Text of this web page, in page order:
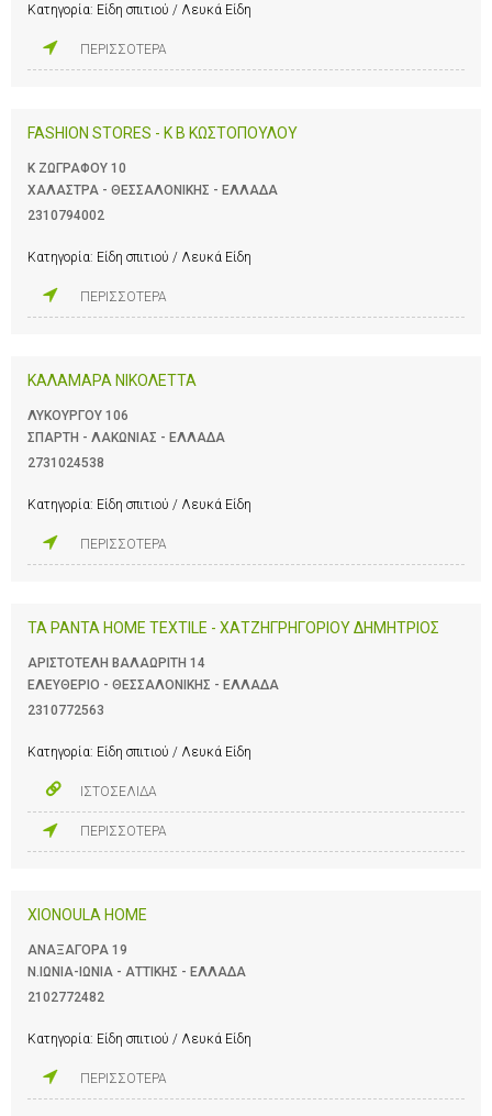
Κατηγορία: Είδη σπιτιού / Λευκά Είδη
ΠΕΡΙΣΣΟΤΕΡΑ
FASHION STORES - Κ Β ΚΩΣΤΟΠΟΥΛΟΥ
Κ ΖΩΓΡΑΦΟΥ 10
ΧΑΛΑΣΤΡΑ - ΘΕΣΣΑΛΟΝΙΚΗΣ - ΕΛΛΑΔΑ
2310794002
Κατηγορία: Είδη σπιτιού / Λευκά Είδη
ΠΕΡΙΣΣΟΤΕΡΑ
ΚΑΛΑΜΑΡΑ ΝΙΚΟΛΕΤΤΑ
ΛΥΚΟΥΡΓΟΥ 106
ΣΠΑΡΤΗ - ΛΑΚΩΝΙΑΣ - ΕΛΛΑΔΑ
2731024538
Κατηγορία: Είδη σπιτιού / Λευκά Είδη
ΠΕΡΙΣΣΟΤΕΡΑ
TA PANTA HOME TEXTILE - ΧΑΤΖΗΓΡΗΓΟΡΙΟΥ ΔΗΜΗΤΡΙΟΣ
ΑΡΙΣΤΟΤΕΛΗ ΒΑΛΑΩΡΙΤΗ 14
ΕΛΕΥΘΕΡΙΟ - ΘΕΣΣΑΛΟΝΙΚΗΣ - ΕΛΛΑΔΑ
2310772563
Κατηγορία: Είδη σπιτιού / Λευκά Είδη
ΙΣΤΟΣΕΛΙΔΑ
ΠΕΡΙΣΣΟΤΕΡΑ
XIONOULA HOME
ΑΝΑΞΑΓΟΡΑ 19
Ν.ΙΩΝΙΑ-ΙΩΝΙΑ - ΑΤΤΙΚΗΣ - ΕΛΛΑΔΑ
2102772482
Κατηγορία: Είδη σπιτιού / Λευκά Είδη
ΠΕΡΙΣΣΟΤΕΡΑ